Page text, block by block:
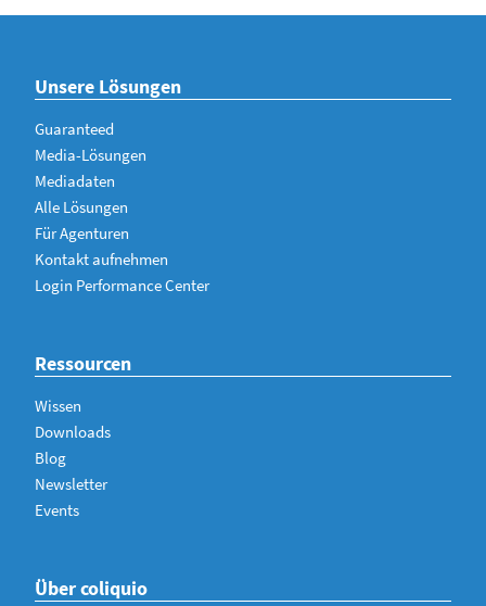
Unsere Lösungen
Guaranteed
Media-Lösungen
Mediadaten
Alle Lösungen
Für Agenturen
Kontakt aufnehmen
Login Performance Center
Ressourcen
Wissen
Downloads
Blog
Newsletter
Events
Über coliquio